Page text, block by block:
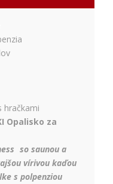
hračkami
Opalisko za
so saunou a
vírivou kaďou
s polpenziou